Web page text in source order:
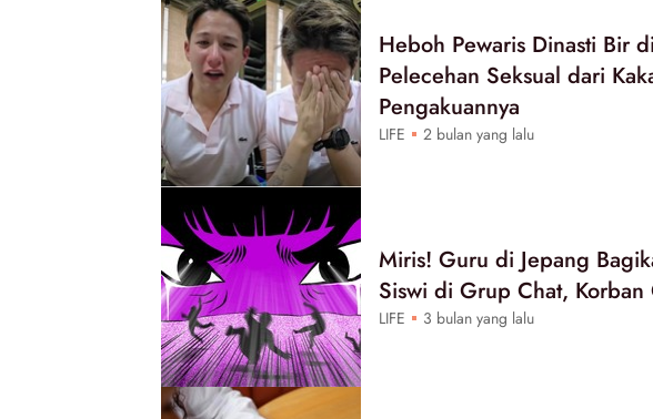
Heboh Pewaris Dinasti Bir
Pelecehan Seksual dari
Pengakuannya
LIFE 2 bulan yang lalu
Miris! Guru di Jepang
Siswi di Grup Chat, Korban
LIFE 3 bulan yang lalu